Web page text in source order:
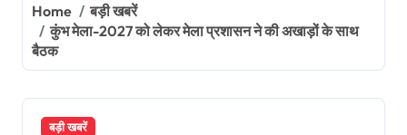
Home
बड़ी खबरें
कुंभ मेला-2027 को लेकर मेला प्रशासन ने की अखाड़ों के साथ
बैठक
बड़ी खबरें